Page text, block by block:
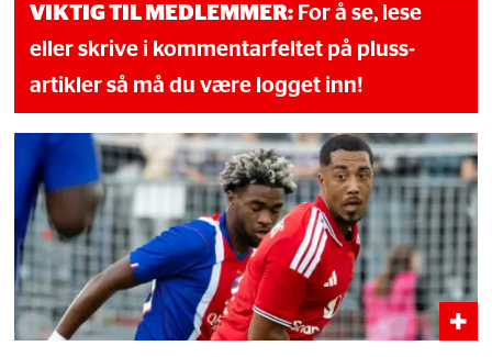
VIKTIG TIL MEDLEMMER: For å se, lese
eller skrive i kommentarfeltet på pluss-
artikler så må du være logget inn!